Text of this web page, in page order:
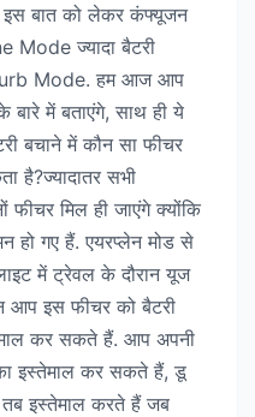
इस बात को लेकर कंफ्यूजन
Mode ज्यादा बैटरी
Mode. हम आज आप
बारे में बताएंगे, साथ ही ये
बचाने में कौन सा फीचर
है?ज्यादातर सभी
फीचर मिल ही जाएंगे क्योंकि
हो गए हैं. एयरप्लेन मोड से
में ट्रेवल के दौरान यूज
आप इस फीचर को बैटरी
कर सकते हैं. आप अपनी
इस्तेमाल कर सकते हैं, डू
तब इस्तेमाल करते हैं जब